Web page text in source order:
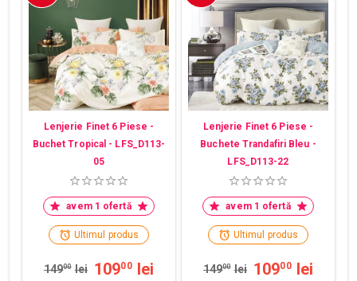
Lenjerie Finet 6 Piese -
Buchet Tropical - LFS_D113-
05
avem 1 ofertă
Ultimul produs
14900 lei 10900 lei
Lenjerie Finet 6 Piese -
Buchete Trandafiri Bleu -
LFS_D113-22
avem 1 ofertă
Ultimul produs
14900 lei 10900 lei